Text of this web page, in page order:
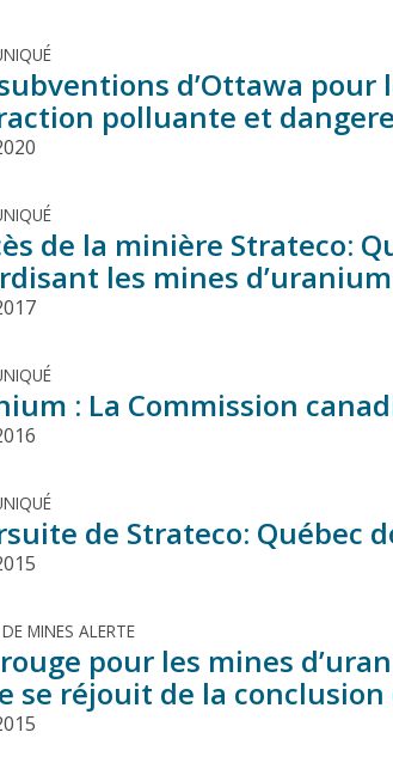
d’Ottawa
polluante et
de la minière Strateco:
les mines d’uranium
: La Commission
de Strateco: Québec
MINES ALERTE
pour les mines
se réjouit de la conclusion